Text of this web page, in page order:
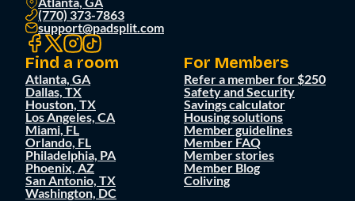
(770) 373-7863
support@padsplit.com
Find a room
Atlanta, GA
Dallas, TX
Houston, TX
Los Angeles, CA
Miami, FL
Orlando, FL
Philadelphia, PA
Phoenix, AZ
San Antonio, TX
Washington, DC
For Members
Refer a member for $250
Safety and Security
Savings calculator
Housing solutions
Member guidelines
Member FAQ
Member stories
Member Blog
Coliving